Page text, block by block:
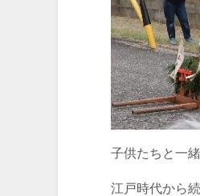
子供たちと一
江戸時代から